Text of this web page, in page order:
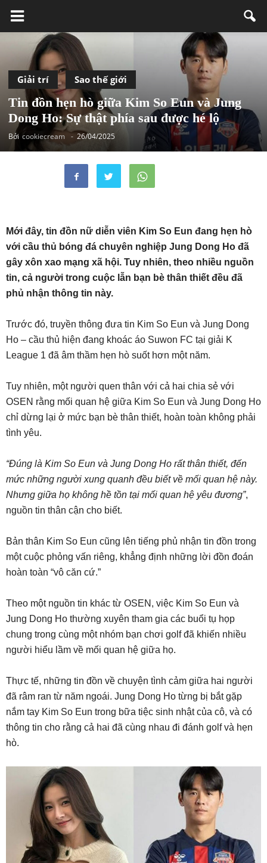
Giải trí Sao thế giới
Tin đồn hẹn hò giữa Kim So Eun và Jung
Dong Ho: Sự thật phía sau được hé lộ
Bởi cookiecream - 26/04/2025
Mới đây, tin đồn nữ diễn viên Kim So Eun đang hẹn hò
với cầu thủ bóng đá chuyên nghiệp Jung Dong Ho đã
gây xôn xao mạng xã hội. Tuy nhiên, theo nhiều nguồn
tin, cả người trong cuộc lẫn bạn bè thân thiết đều đã
phủ nhận thông tin này.
Trước đó, truyền thông đưa tin Kim So Eun và Jung Dong
Ho – cầu thủ hiện đang khoác áo Suwon FC tại giải K
League 1 đã âm thầm hẹn hò suốt hơn một năm.
Tuy nhiên, một người quen thân với cả hai chia sẻ với
OSEN rằng mối quan hệ giữa Kim So Eun và Jung Dong Ho
chỉ dừng lại ở mức bạn bè thân thiết, hoàn toàn không phải
tình yêu.
“Đúng là Kim So Eun và Jung Dong Ho rất thân thiết, đến
mức những người xung quanh đều biết về mối quan hệ này.
Nhưng giữa họ không hề tồn tại mối quan hệ yêu đương”,
nguồn tin thân cận cho biết.
Bản thân Kim So Eun cũng lên tiếng phủ nhận tin đồn trong
một cuộc phỏng vấn riêng, khẳng định những lời đồn đoán
hoàn toàn “vô căn cứ.”
Theo một nguồn tin khác từ OSEN, việc Kim So Eun và
Jung Dong Ho thường xuyên tham gia các buổi tụ họp
chung trong cùng một nhóm bạn chơi golf đã khiến nhiều
người hiểu lầm về mối quan hệ giữa họ.
Thực tế, những tin đồn về chuyện tình cảm giữa hai người
đã râm ran từ năm ngoái. Jung Dong Ho từng bị bắt gặp
nắm tay Kim So Eun trong bữa tiệc sinh nhật của cô, và có
thông tin cho rằng cả hai đã cùng nhau đi đánh golf và hẹn
hò.